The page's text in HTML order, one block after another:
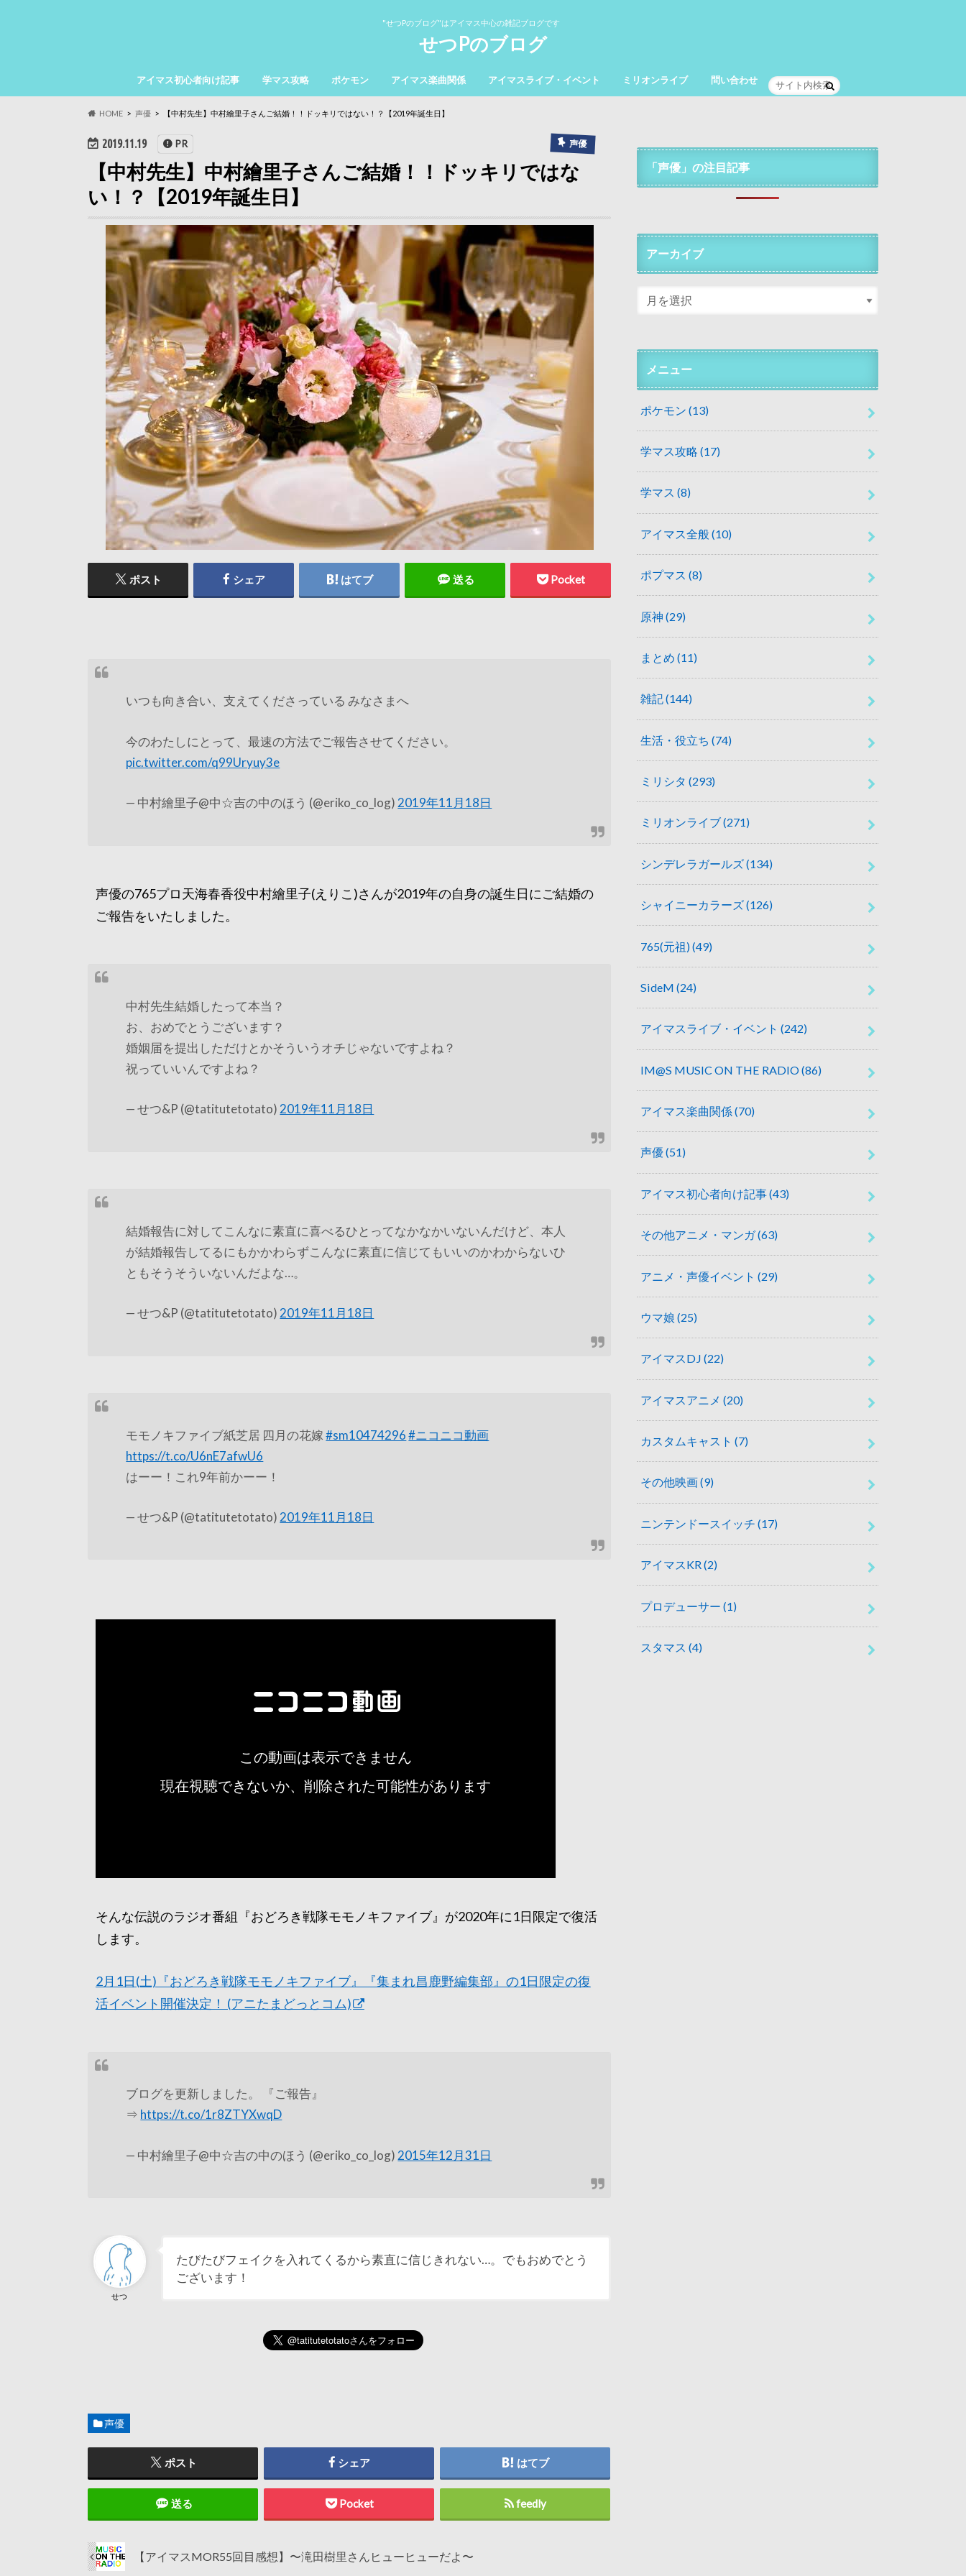
"せつPのブログ"はアイマス中心の雑記ブログです
せつPのブログ
アイマス初心者向け記事 学マス攻略 ポケモン アイマス楽曲関係 アイマスライブ・イベント ミリオンライブ 問い合わせ
HOME 声優 【中村先生】中村繪里子さんご結婚！！ドッキリではない！？【2019年誕生日】
2019.11.19 声優
PR
【中村先生】中村繪里子さんご結婚！！ドッキリではな
い！？【2019年誕生日】
ポスト シェア はてブ 送る Pocket
いつも向き合い、支えてくださっている みなさまへ
今のわたしにとって、最速の方法でご報告させてください。
pic.twitter.com/q99Uryuy3e
— 中村繪里子@中☆吉の中のほう (@eriko_co_log) 2019年11月18日
声優の765プロ天海春香役中村繪里子(えりこ)さんが2019年の自身の誕生日にご結婚の
ご報告をいたしました。
中村先生結婚したって本当？
お、おめでとうございます？
婚姻届を提出しただけとかそういうオチじゃないですよね？
祝っていいんですよね？
— せつ&P (@tatitutetotato)2019年11月18日
結婚報告に対してこんなに素直に喜べるひとってなかなかいないんだけど、本人
が結婚報告してるにもかかわらずこんなに素直に信じてもいいのかわからないひ
ともそうそういないんだよな…。
— せつ&P (@tatitutetotato) 2019年11月18日
モモノキファイブ紙芝居 四月の花嫁#sm10474296 #ニコニコ動画
https://t.co/U6nE7afwU6
はーー！これ9年前かーー！
— せつ&P (@tatitutetotato) 2019年11月18日
そんな伝説のラジオ番組『おどろき戦隊モモノキファイブ』が2020年に1日限定で復活
します。
2月1日(土)『おどろき戦隊モモノキファイブ』『集まれ昌鹿野編集部』の1日限定の復
活イベント開催決定！ (アニたまどっとコム)
ブログを更新しました。 『ご報告』
⇒ https://t.co/1r8ZTYXwqD
— 中村繪里子@中☆吉の中のほう (@eriko_co_log) 2015年12月31日
せつ
たびたびフェイクを入れてくるから素直に信じきれない…。でもおめでとう
ございます！
声優
ポスト シェア はてブ
送る Pocket feedly
【アイマスMOR55回目感想】〜滝田樹里さんヒューヒューだよ〜
「声優」の注目記事
アーカイブ
メニュー
ポケモン (13)
学マス攻略 (17)
学マス (8)
アイマス全般(10)
ポプマス (8)
原神 (29)
まとめ (11)
雑記(144)
生活・役立ち (74)
ミリシタ (293)
ミリオンライブ(271)
シンデレラガールズ(134)
シャイニーカラーズ(126)
765(元祖)(49)
SideM (24)
アイマスライブ・イベント (242)
IM@S MUSIC ON THE RADIO(86)
アイマス楽曲関係(70)
声優(51)
アイマス初心者向け記事(43)
その他アニメ・マンガ(63)
アニメ・声優イベント (29)
ウマ娘 (25)
アイマスDJ (22)
アイマスアニメ (20)
カスタムキャスト (7)
その他映画(9)
ニンテンドースイッチ (17)
アイマスKR(2)
プロデューサー (1)
スタマス (4)